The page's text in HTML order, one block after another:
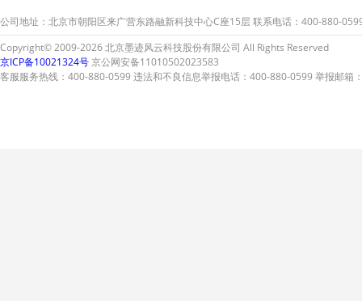
公司地址：北京市朝阳区来广营东路融新科技中心C座15层 联系电话：400-880-
Copyright© 2009-2026 北京墨迹风云科技股份有限公司 All Rights Reserved
京ICP备10021324号京公网安备11010502023583
客服服务热线：400-880-0599 违法和不良信息举报电话：400-880-0599 举报邮箱